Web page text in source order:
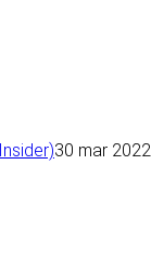
30 mar 2022